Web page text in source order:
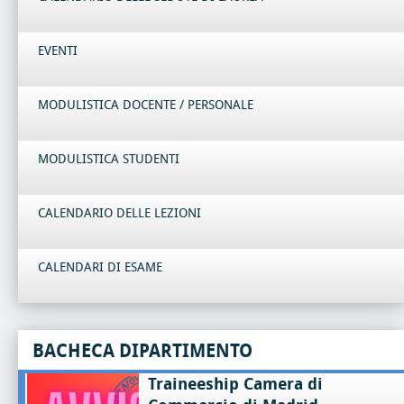
EVENTI
MODULISTICA DOCENTE / PERSONALE
MODULISTICA STUDENTI
CALENDARIO DELLE LEZIONI
CALENDARI DI ESAME
BACHECA DIPARTIMENTO
Traineeship Camera di